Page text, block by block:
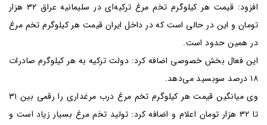
افزود: قیمت هر کیلوگرم تخم مرغ ترکیه‌ای در سلیمانیه عراق ۳۲ هزار
تومان و این در حالی است که در داخل ایران قیمت هر کیلوگرم تخم مرغ
در همین حدود است.
این فعال بخش خصوصی اضافه کرد: دولت ترکیه به هر کیلوگرم صادرات
۱۸ درصد سوبسید می‌دهد.
وی میانگین قیمت هر کیلوگرم تخم مرغ درب مرغداری را رقمی بین ۳۱
تا ۳۲ هزار تومان اعلام و اضافه کرد: تولید تخم مرغ بسیار زیاد است و